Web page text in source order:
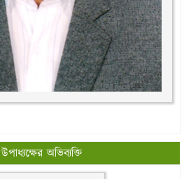
উপাধ্যক্ষের অভিব্যক্তি